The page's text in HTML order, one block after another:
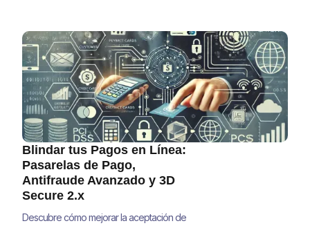
del usuario. Conoce los algoritmos y
estrategias que revolucionan la prevención
de fraudes en América Latina.
Blindar tus Pagos en Línea:
Pasarelas de Pago,
Antifraude Avanzado y 3D
Secure 2.x
Descubre cómo mejorar la aceptación de